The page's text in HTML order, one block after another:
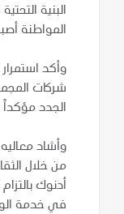
البنية
المواطنة أصبحت ممثلة في 7 من مجالس إدارات
وأكد
شركات
الجدد مؤكداً
وأشاد
من خلال
أدنوك
في خدمة